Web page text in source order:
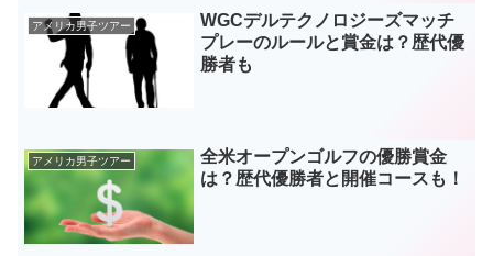
アメリカ男子ツアー
WGCデルテクノロジーズマッチ
プレーのルールと賞金は？歴代優
勝者も
アメリカ男子ツアー
全米オープンゴルフの優勝賞金
は？歴代優勝者と開催コースも！